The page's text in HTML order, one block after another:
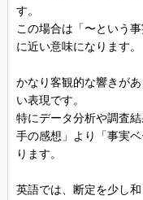
す。
この場合は「〜という
に近い意味になります。
かなり客観的な響きが
い表現です。
特にデータ分析や調査
手の感想」より「事実
ります。
英語では、断定を少し